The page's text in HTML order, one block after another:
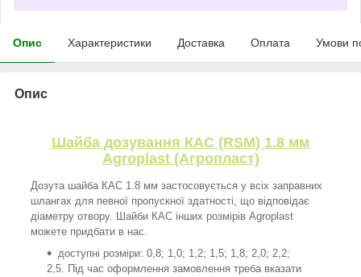
Опис Характеристики Доставка Оплата Умови
Опис
Шайба дозування КАС (RSM) 1.8 мм
Agroplast (Агропласт)
Дозута шайба КАС 1.8 мм застосовується у всіх заправних
шлангах для певної пропускної здатності, що відповідає
діаметру отвору. Шайби КАС інших розмірів Agroplast
можете придбати в нас.
доступні розміри: 0,8; 1,0; 1,2; 1,5; 1,8; 2,0; 2,2;
2,5. Під час оформлення замовлення треба вказати